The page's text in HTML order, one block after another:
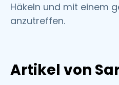
Häkeln und mit einem
anzutreffen.
Artikel von